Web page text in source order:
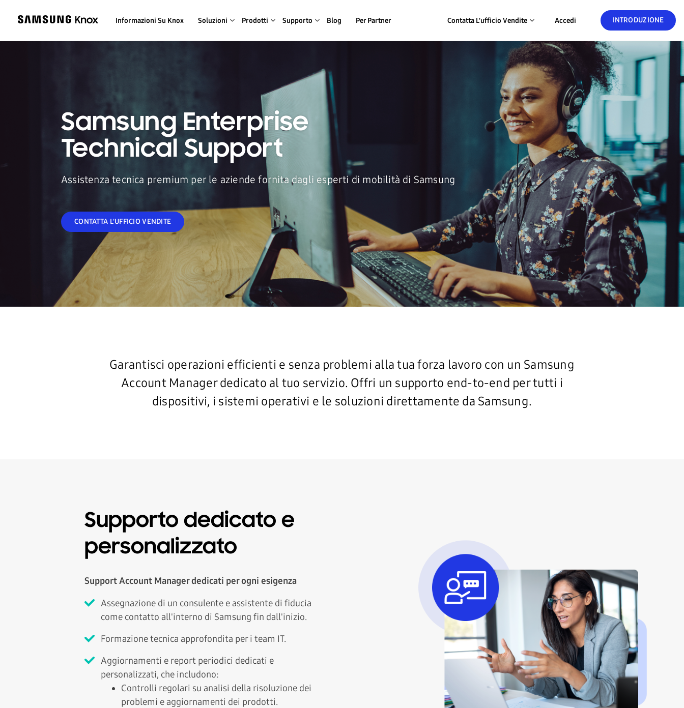
INTRODUZIONE
Informazioni Su Knox Soluzioni Prodotti Supporto Blog Per Partner Contatta L'ufficio Vendite Accedi
Samsung Enterprise
Technical Support
Assistenza tecnica premium per le aziende fornita dagli esperti di mobilità di Samsung
CONTATTA L'UFFICIO VENDITE
Garantisci operazioni efficienti e senza problemi alla tua forza lavoro con un Samsung
Account Manager dedicato al tuo servizio. Offri un supporto end-to-end per tutti i
dispositivi, i sistemi operativi e le soluzioni direttamente da Samsung.
Supporto dedicato e
personalizzato
Support Account Manager dedicati per ogni esigenza
Assegnazione di un consulente e assistente di fiducia
come contatto all'interno di Samsung fin dall'inizio.
Formazione tecnica approfondita per i team IT.
Aggiornamenti e report periodici dedicati e
personalizzati, che includono:
Controlli regolari su analisi della risoluzione dei
problemi e aggiornamenti dei prodotti.